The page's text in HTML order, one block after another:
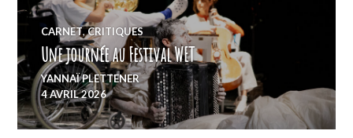
CARNET,CRITIQUES
Une journée au Festival WET
YANNAÏ PLETTENER
4 AVRIL 2026